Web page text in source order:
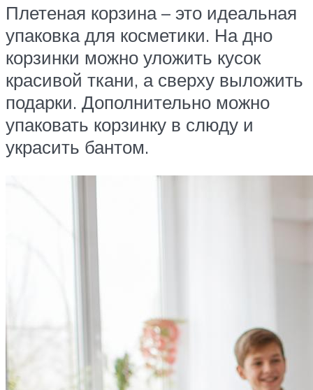
Плетеная корзина – это идеальная
упаковка для косметики. На дно
корзинки можно уложить кусок
красивой ткани, а сверху выложить
подарки. Дополнительно можно
упаковать корзинку в слюду и
украсить бантом.